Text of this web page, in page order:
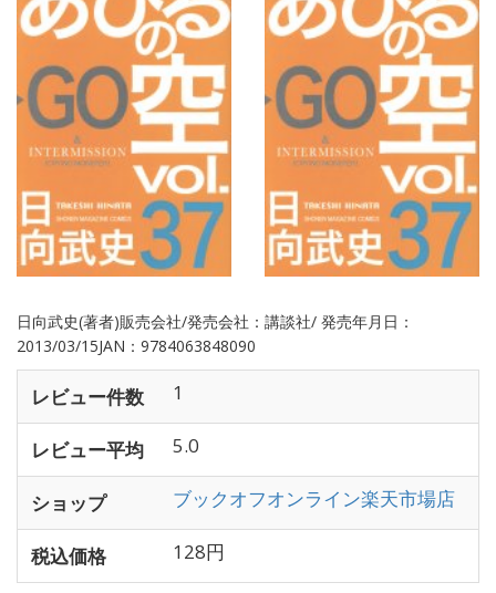
日向武史(著者)販売会社/発売会社：講談社/ 発売年月日：
2013/03/15JAN：9784063848090
レビュー件数 1
レビュー平均 5.0
ショップ ブックオフオンライン楽天市場店
税込価格 128円